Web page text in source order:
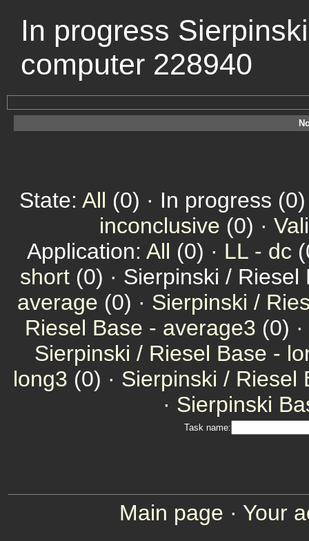
In progress
computer 228940
State: All (0) · In progress
inconclusive (0) ·
Application: All (0) · LL - dc
short (0) · Sierpinski /
average (0) · Sierpinski /
Riesel Base - average3 (0) ·
Sierpinski / Riesel Base -
long3 (0) · Sierpinski / Riesel
· Sierpinski
Task name:
Main page · Your